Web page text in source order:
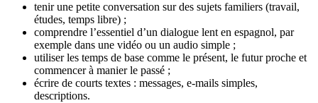
tenir une petite conversation sur des sujets familiers (travail,
études, temps libre) ;
comprendre l’essentiel d’un dialogue lent en espagnol, par
exemple dans une vidéo ou un audio simple ;
utiliser les temps de base comme le présent, le futur proche et
commencer à manier le passé ;
écrire de courts textes : messages, e-mails simples,
descriptions.